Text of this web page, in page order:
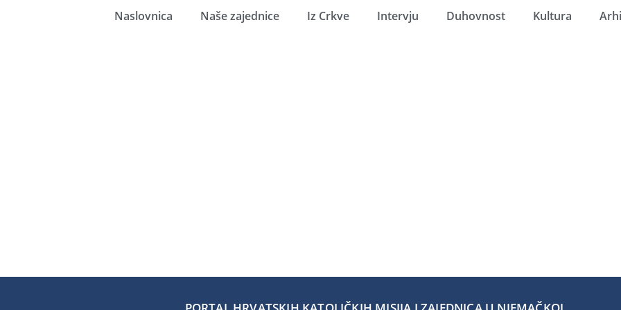
Naslovnica Naše zajednice Iz Crkve Intervju Duhovnost Kultura